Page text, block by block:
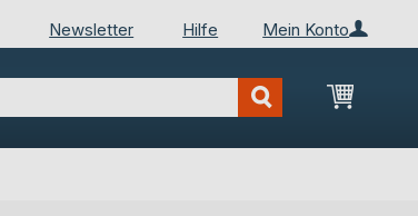
Mein Konto
Newsletter Hilfe
Mein